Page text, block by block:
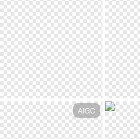
AIGC